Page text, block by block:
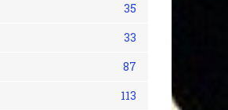
35
33
87
113